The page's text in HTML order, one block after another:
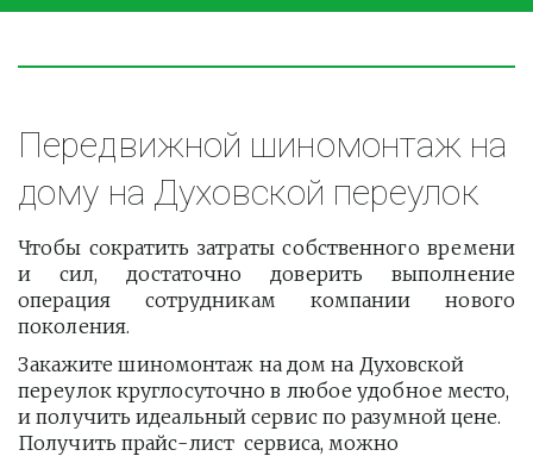
Передвижной шиномонтаж на
дому на Духовской переулок
Чтобы сократить затраты собственного времени
и сил, достаточно доверить выполнение
операция сотрудникам компании нового
поколения.
Закажите шиномонтаж на дом на Духовской
переулок круглосуточно в любое удобное место,
и получить идеальный сервис по разумной цене.
Получить прайс-лист  сервиса, можно